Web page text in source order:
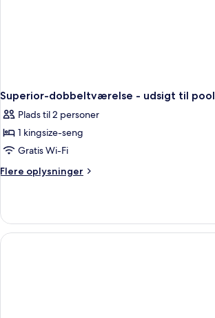
Superior-dobbeltværelse - udsigt til pool
Plads til 2 personer
1 kingsize-seng
Gratis Wi-Fi
Flere oplysninger
Flere
dobbeltværelse
udsigt